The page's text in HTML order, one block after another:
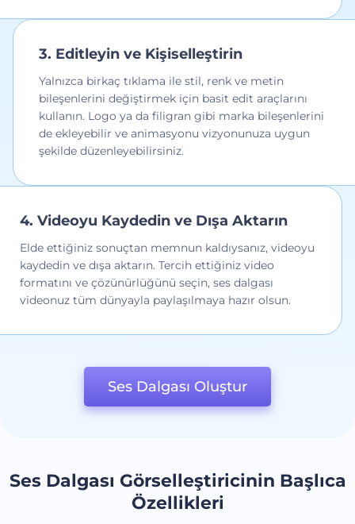
3. Editleyin ve Kişiselleştirin
Yalnızca birkaç tıklama ile stil, renk ve metin
bileşenlerini değiştirmek için basit edit araçlarını
kullanın. Logo ya da filigran gibi marka bileşenlerini
de ekleyebilir ve animasyonu vizyonunuza uygun
şekilde düzenleyebilirsiniz.
4. Videoyu Kaydedin ve Dışa Aktarın
Elde ettiğiniz sonuçtan memnun kaldıysanız, videoyu
kaydedin ve dışa aktarın. Tercih ettiğiniz video
formatını ve çözünürlüğünü seçin, ses dalgası
videonuz tüm dünyayla paylaşılmaya hazır olsun.
Ses Dalgası Oluştur
Ses Dalgası Görselleştiricinin Başlıca
Özellikleri